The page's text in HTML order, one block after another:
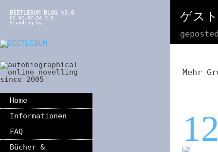
BEETLEBUM BLOG v3.0
CC NC-BY-SA 3.0
Standing by
Home
Informationen
FAQ
Bücher &
ゲス
Mehr